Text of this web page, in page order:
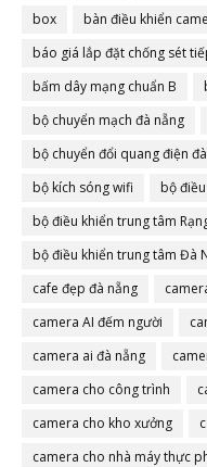
box
bàn điều khiển
báo giá lắp đặt chống sét
bấm dây mạng chuẩn B
bộ chuyển mạch đà nẵng
bộ chuyển đổi quang điện
bộ kích sóng wifi
bộ
bộ điều khiển trung tâm
bộ điều khiển trung tâm Đà
cafe đẹp đà nẵng
camera AI đếm người
camera ai đà nẵng
camera cho công trình
camera cho kho xưởng
camera cho nhà máy thực